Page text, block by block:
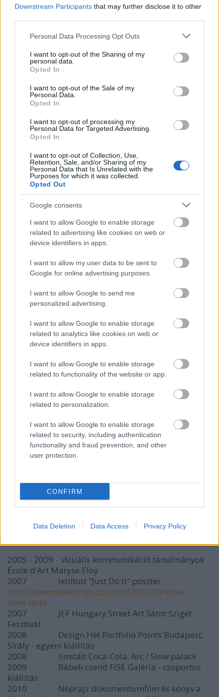
Downstream Participants that may further disclose it to other
Please note that this website/app uses one or more Google
not limited to your visit or usage behaviour. You may click to
grant or deny consent to Google and its third-party tags to
use your data for below specified purposes in below Google
consent section.
Personal Data Processing Opt Outs
I want to opt-out of the Sharing of my
personal data.
Opted In
I want to opt-out of the Sale of my
Personal Data.
Opted In
I want to opt-out of processing my
Personal Data for Targeted Advertising.
Opted In
I want to opt-out of Collection, Use,
Retention, Sale, and/or Sharing of my
Personal Data that Is Unrelated with the
Purposes for which it was collected.
Opted Out
Google consents
I want to allow Google to enable storage
related to advertising like cookies on web or
device identifiers in apps.
I want to allow my user data to be sent to
Google for online advertising purposes.
I want to allow Google to send me
personalized advertising.
I want to allow Google to enable storage
related to analytics like cookies on web or
device identifiers in apps.
I want to allow Google to enable storage
related to functionality of the website or app.
I want to allow Google to enable storage
related to personalization.
I want to allow Google to enable storage
related to security, including authentication
functionality and fraud prevention, and other
user protection.
CONFIRM
Data Deletion Data Access Privacy Policy
A 2. helyezett
Az első helyezett Slow alkotása tavasszal kerül ki a
Trafó homlokzatára. A nyertes alkotó
munkásságáról és a témaválasztásáról elmondta:
„Elhelyezem a környezetben a formákat, amiket már jó
pár éve festek, fújok. Nem próbálom meghatározni,
hogy graffiti vagy street art, amit csinálok. Az a fontos,
hogy hozzátegyek a térhez, az épülethez. Egy kép
elkészítése a helyszín keresésével indul, és egészen az
elkészült fotóig tart. Általában ’madaraknak’ nevezik
őket. Általában romos épületeket választok helyszínül. A
Trafó épülete megfogott. Úgy gondoltam, a formák,
alakok, amiket festek, képesek összhangot alkotni az
épülettel. Viszik, tartják a homlokzaton elhelyezett
betűket.” (Slow)
2005 - 2009 vizuális kommunikáció tanulmányok
École d'Art Maryse Eloy
2007 letiltott "Just Do It" poszter
http://slowmade.blogspot.com/2007/09/slow-
news.html
2007 JEF Hungary Street Art Sátor Sziget
Fesztivál
2008 Design Hét Portfolio Points Budapest,
Sirály - egyéni kiállítás
2008 limitált Coca-Cola, Arc / Slow palack
2009 Bábeli csend FISÉ Galéria - csoportos
kiállítás
2010 Néprajz dokumentumfilm és könyv a